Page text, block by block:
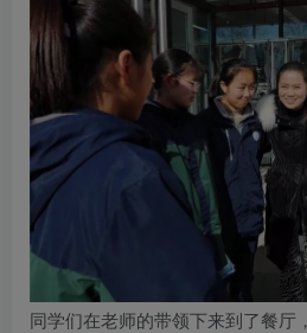
同学们在老师的带领下来到了餐厅